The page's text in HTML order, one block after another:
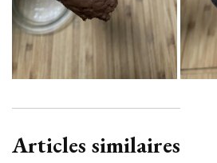
Articles similaires